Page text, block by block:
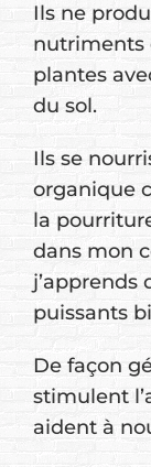
Ils ne
nutriments
plantes
du sol.
Ils se
organique
la
dans mon
j’apprends
puissants
De façon
stimulent
aident à